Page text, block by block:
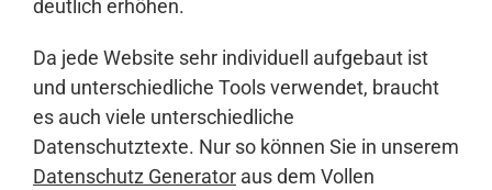
deutlich erhöhen.
Da jede Website sehr individuell aufgebaut ist
und unterschiedliche Tools verwendet, braucht
es auch viele unterschiedliche
Datenschutztexte. Nur so können Sie in unserem
Datenschutz Generator aus dem Vollen